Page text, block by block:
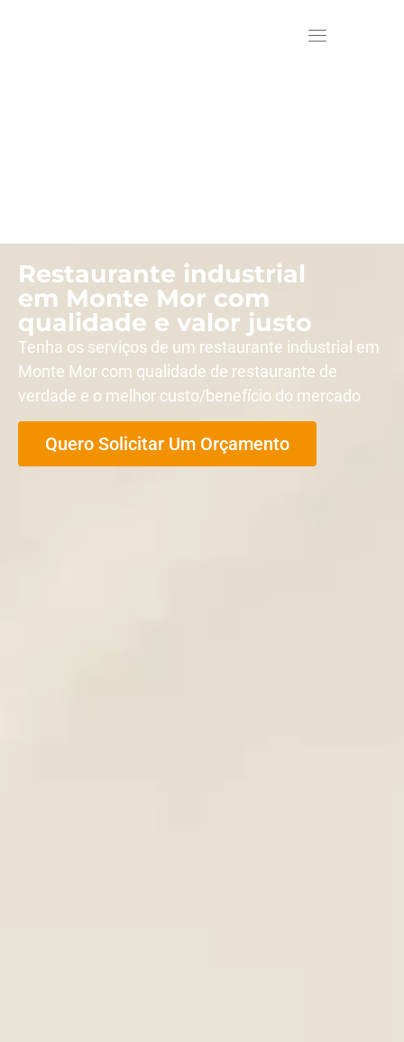
Restaurante industrial
em Monte Mor com
qualidade e valor justo
Tenha os serviços de um restaurante industrial em
Monte Mor com qualidade de restaurante de
verdade e o melhor custo/benefício do mercado
Quero Solicitar Um Orçamento